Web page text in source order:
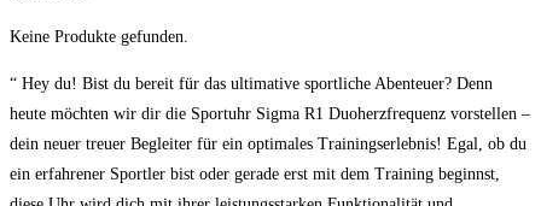
Keine Produkte gefunden.
“ Hey du! Bist du bereit für das ultimative sportliche Abenteuer? Denn
heute möchten wir dir die Sportuhr Sigma R1 Duoherzfrequenz vorstellen –
dein neuer treuer Begleiter für ein optimales Trainingserlebnis! Egal, ob du
ein erfahrener Sportler bist oder gerade erst mit dem Training beginnst,